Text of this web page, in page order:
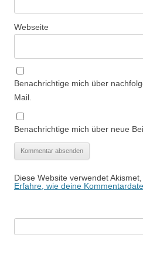
Webseite
Benachrichtige mich über
Mail.
Benachrichtige mich über neue
Diese Website verwendet
Erfahre, wie deine